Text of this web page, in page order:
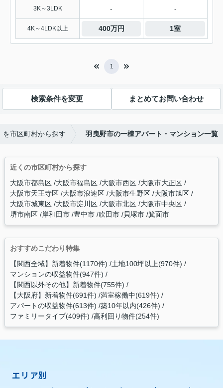
3K～3LDK - -
4K～4LDK以上 400万円 1室
1
検索条件を変更 まとめてお問い合わせ
を市区町村から探す 羽曳野市の一棟アパート・マンション一覧
近くの市区町村から探す
大阪市都島区 大阪市福島区 大阪市西区 大阪市大正区
大阪市天王寺区 大阪市浪速区 大阪市生野区 大阪市旭区
大阪市城東区 大阪市淀川区 大阪市北区 大阪市中央区
堺市南区 岸和田市 豊中市 吹田市 貝塚市 箕面市
おすすめこだわり特集
【関西全域】新着物件(1170件) 土地100坪以上(970件)
マンションの収益物件(947件)
【関西以外その他】新着物件(755件)
【大阪府】新着物件(691件) 満室稼働中(619件)
アパートの収益物件(613件) 築10年以内(426件)
ファミリータイプ(409件) 高利回り物件(254件)
エリア別